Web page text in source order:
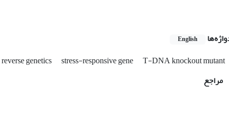
English
reverse genetics stress-responsive gene
T-DNA knockout mutant
مراجع